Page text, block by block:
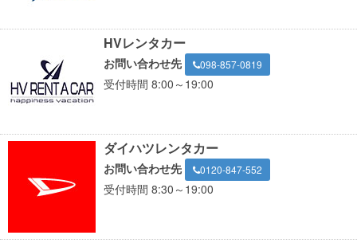
HVレンタカー
お問い合わせ先 098-857-0819
受付時間 8:00～19:00
ダイハツレンタカー
お問い合わせ先 0120-847-552
受付時間 8:30～19:00